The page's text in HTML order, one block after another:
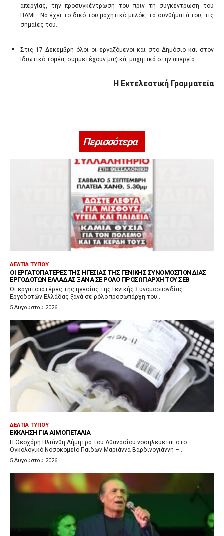
απεργίας, την προσυγκέντρωσή του πριν τη συγκέντρωση του
ΠΑΜΕ. Να έχει το δικό του μαχητικό μπλόκ, τα συνθήματά του, τις
σημαίες του.
Στις 17 Δεκέμβρη όλοι οι εργαζόμενοι και στο Δημόσιο και στον
Ιδιωτικό τομέα, συμμετέχουν μαζικά, μαχητικά στην απεργία.
Η Εκτελεστική Γραμματεία
Περισσότερα
ΔΕΛΤΊΑ ΤΎΠΟΥ
ΟΙ ΕΡΓΑΤΟΠΑΤΈΡΕΣ ΤΗΣ ΗΓΕΣΊΑΣ ΤΗΣ ΓΕΝΙΚΉΣ ΣΥΝΟΜΟΣΠΟΝΔΊΑΣ
ΕΡΓΟΔΟΤΏΝ ΕΛΛΆΔΑΣ ΞΑΝΆ ΣΕ ΡΌΛΟ ΠΡΟΣΩΠΆΡΧΗ ΤΟΥ ΣΕΒ
Οι εργατοπατέρες της ηγεσίας της Γενικής Συνομοσπονδίας
Εργοδοτών Ελλάδας ξανά σε ρόλο προσωπάρχη του...
5 Αυγούστου 2026
ΔΕΛΤΊΑ ΤΎΠΟΥ
ΈΚΚΛΗΣΗ ΓΙΑ ΑΙΜΟΠΕΤΆΛΙΑ
Η Θεοχάρη Ηλιάνθη Δήμητρα του Αθανασίου νοσηλεύεται στο
Ογκολογικό Νοσοκομείο Παίδων Μαριάννα Βαρδινογιάννη –...
5 Αυγούστου 2026